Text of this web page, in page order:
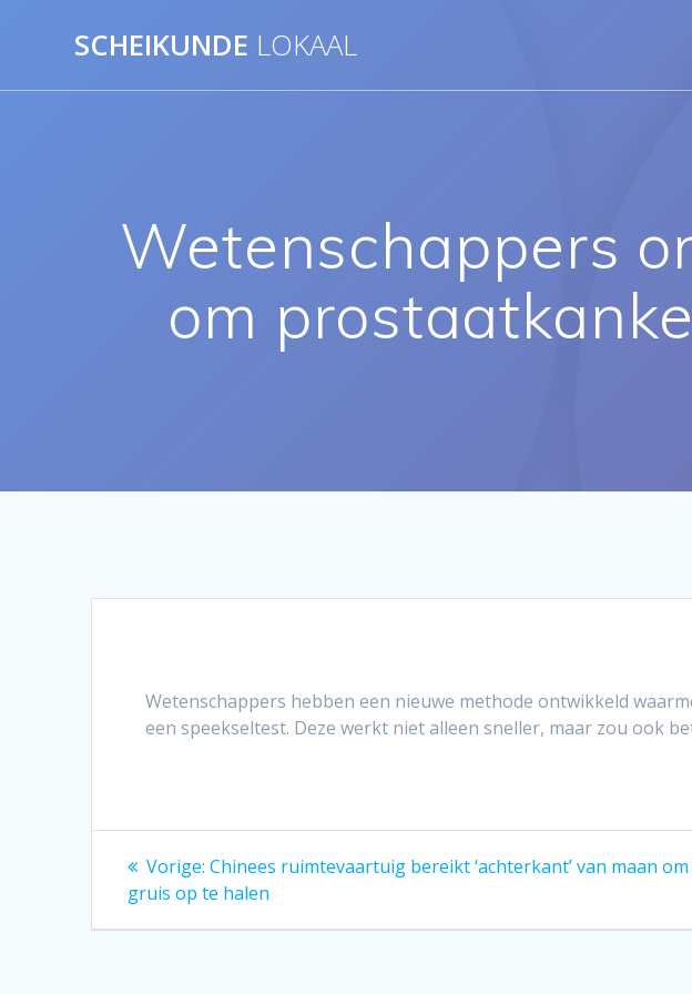
inhoud
SCHEIKUNDE LOKAAL
Wetenschappers
om
Wetenschappers hebben een nieuwe methode ontwikkeld
een speekseltest. Deze werkt niet alleen sneller, maar zou ook
Bericht
navigatie
Vorige: Vorig
bericht:
Chinees ruimtevaartuig bereikt ‘achterkant’ van maan om
gruis op te halen